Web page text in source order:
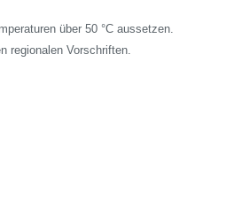
über 50 °C aussetzen.
regionalen Vorschriften.